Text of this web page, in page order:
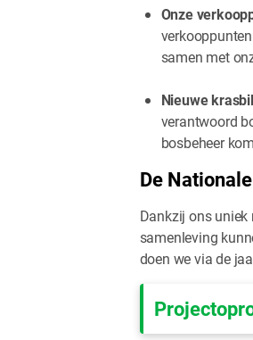
Onze
samen met
Nieuwe
verantwoord
bosbeheer
De
Dankzij ons uniek
samenleving
doen we via de